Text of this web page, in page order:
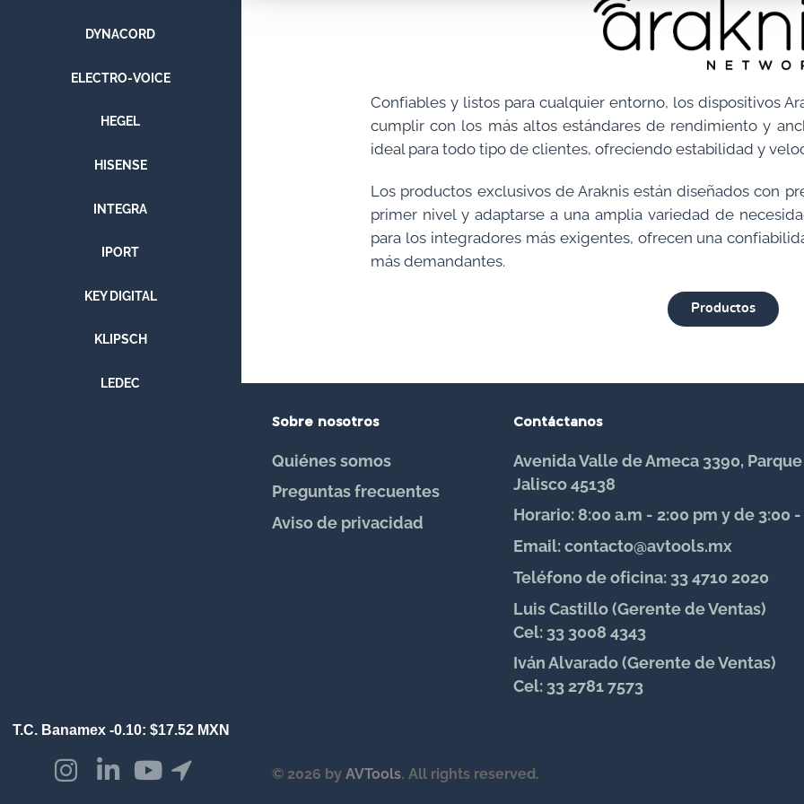
DYNACORD
ELECTRO-VOICE
HEGEL
HISENSE
INTEGRA
IPORT
KEY DIGITAL
KLIPSCH
LEDEC
VERTICAL CABLE
WATTBOX
Confiables y listos para cualquier entorno, los dispositivos
cumplir con los más altos estándares de rendimiento y
ideal para todo tipo de clientes, ofreciendo estabilidad y
Los productos exclusivos de Araknis están diseñados con
primer nivel y adaptarse a una amplia variedad de
para los integradores más exigentes, ofrecen una
más demandantes.
Productos
Sobre nosotros
Quiénes somos
Preguntas frecuentes
Aviso de privacidad
Contáctanos
Avenida Valle de Ameca 3390,
Jalisco 45138
Horario: 8:00 a.m - 2:00 pm y de 3:00
Email: contacto@avtools.mx
Teléfono de oficina: 33 4710 2020
Luis Castillo (Gerente de Ventas)
Cel: 33 3008 4343
Iván Alvarado (Gerente de Ventas)
Cel: 33 2781 7573
© 2026 by AVTools. All rights reserved.